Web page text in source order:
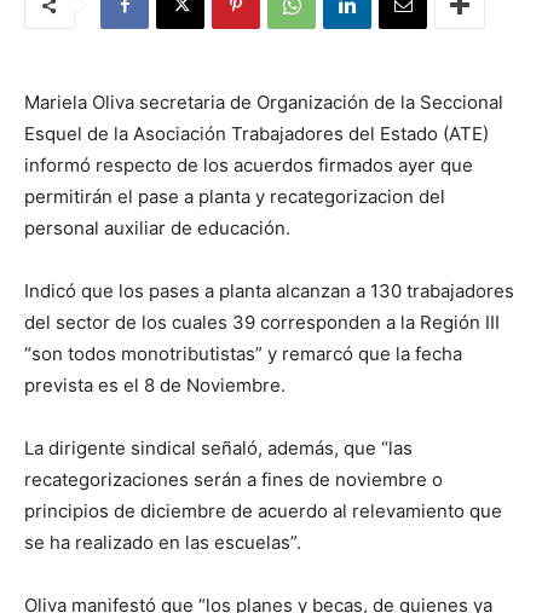
Mariela Oliva secretaria de Organización de la Seccional
Esquel de la Asociación Trabajadores del Estado (ATE)
informó respecto de los acuerdos firmados ayer que
permitirán el pase a planta y recategorizacion del
personal auxiliar de educación.
Indicó que los pases a planta alcanzan a 130 trabajadores
del sector de los cuales 39 corresponden a la Región III
“son todos monotributistas” y remarcó que la fecha
prevista es el 8 de Noviembre.
La dirigente sindical señaló, además, que “las
recategorizaciones serán a fines de noviembre o
principios de diciembre de acuerdo al relevamiento que
se ha realizado en las escuelas”.
Oliva manifestó que “los planes y becas, de quienes ya